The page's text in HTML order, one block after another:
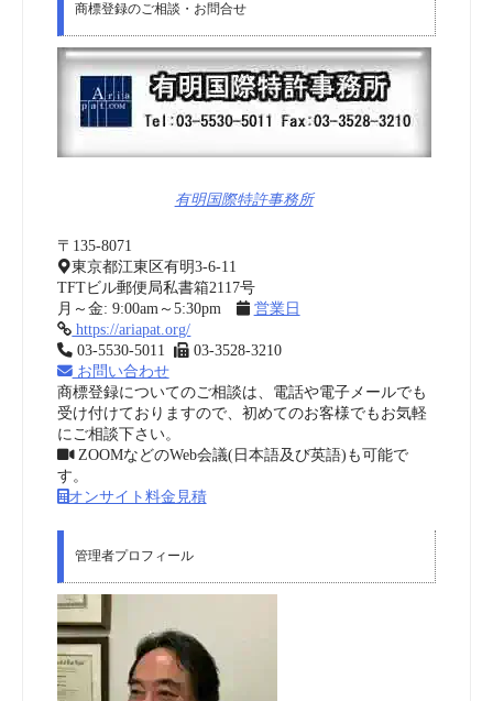
商標登録のご相談・お問合せ
有明国際特許事務所
〒135-8071
東京都江東区有明3-6-11
TFTビル郵便局私書箱2117号
月～金: 9:00am～5:30pm
営業日
https://ariapat.org/
03-5530-5011
03-3528-3210
お問い合わせ
商標登録についてのご相談は、電話や電子メールでも
受け付けておりますので、初めてのお客様でもお気軽
にご相談下さい。
ZOOMなどのWeb会議(日本語及び英語)も可能で
す。
オンサイト料金見積
管理者プロフィール